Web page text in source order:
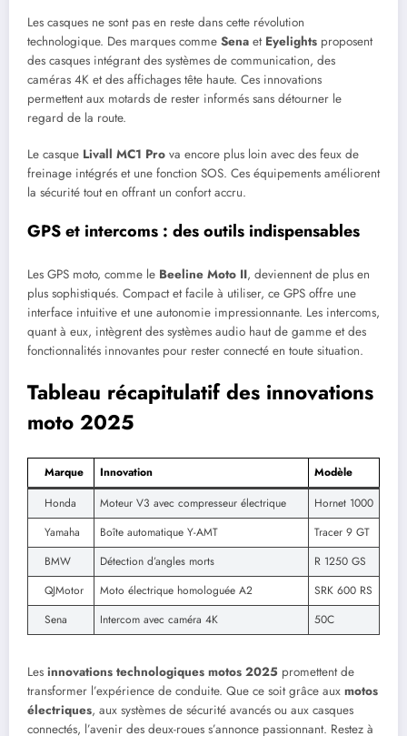
Les casques ne sont pas en reste dans cette révolution
technologique. Des marques comme Sena et Eyelights proposent
des casques intégrant des systèmes de communication, des
caméras 4K et des affichages tête haute. Ces innovations
permettent aux motards de rester informés sans détourner le
regard de la route.
Le casque Livall MC1 Pro va encore plus loin avec des feux de
freinage intégrés et une fonction SOS. Ces équipements améliorent
la sécurité tout en offrant un confort accru.
GPS et intercoms : des outils indispensables
Les GPS moto, comme le Beeline Moto II, deviennent de plus en
plus sophistiqués. Compact et facile à utiliser, ce GPS offre une
interface intuitive et une autonomie impressionnante. Les intercoms,
quant à eux, intègrent des systèmes audio haut de gamme et des
fonctionnalités innovantes pour rester connecté en toute situation.
Tableau récapitulatif des innovations
moto 2025
Marque Innovation
Modèle
Honda
Moteur V3 avec compresseur électrique
Hornet 1000
Yamaha
Boîte automatique Y-AMT
Tracer 9 GT
BMW
Détection d’angles morts
R 1250 GS
QJMotor
Moto électrique homologuée A2
SRK 600 RS
Sena
Intercom avec caméra 4K 50C
Les innovations technologiques motos 2025 promettent de
transformer l’expérience de conduite. Que ce soit grâce aux motos
électriques, aux systèmes de sécurité avancés ou aux casques
connectés, l’avenir des deux-roues s’annonce passionnant. Restez à